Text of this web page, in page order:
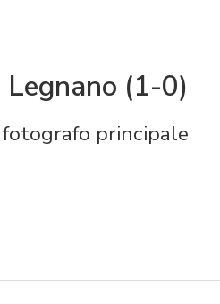
Legnano (1-0)
principale